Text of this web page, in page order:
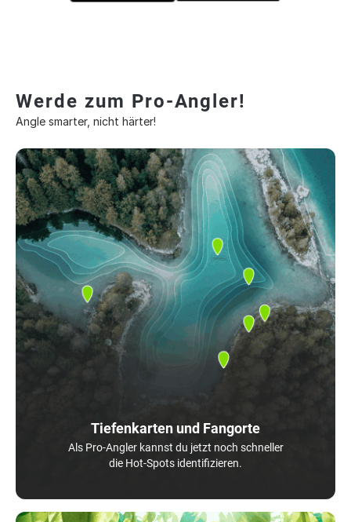
Werde zum Pro-Angler!
Angle smarter, nicht härter!
Tiefenkarten und Fangorte
Als Pro-Angler kannst du jetzt noch schneller
die Hot-Spots identifizieren.